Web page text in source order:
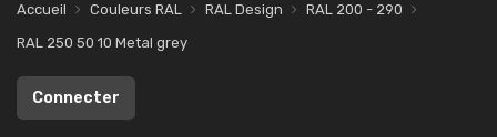
Accueil Couleurs RAL RAL Design
RAL 200 - 290
RAL 250 50 10 Metal grey
Connecter